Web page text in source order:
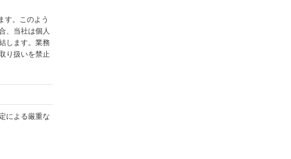
す。このよう
、当社は個人
します。業務
り扱いを禁止
による厳重な